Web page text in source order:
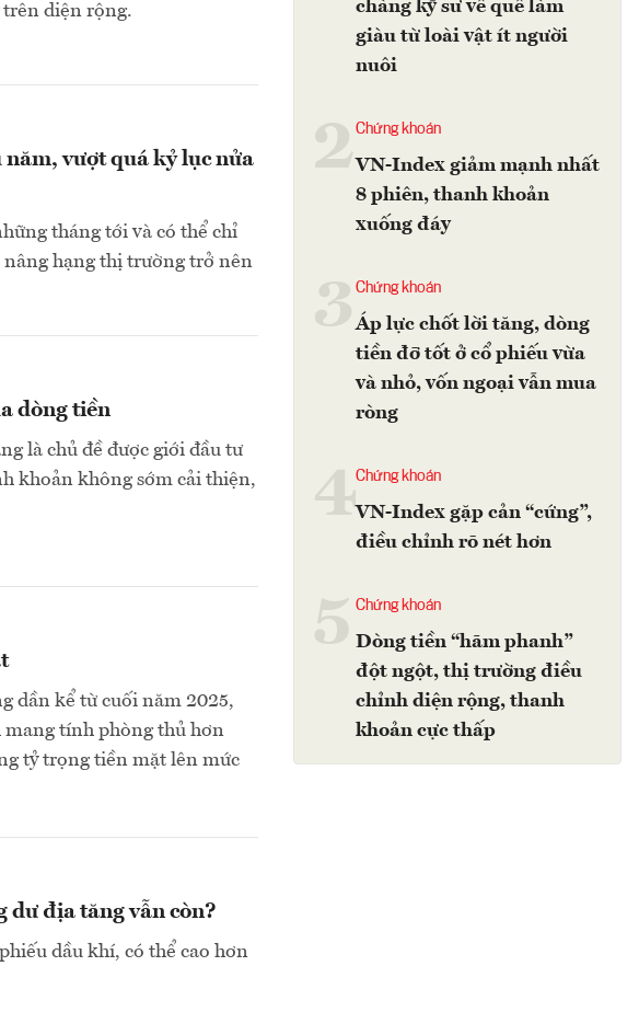
trên diện rộng.
vượt quá kỷ lục nửa
tháng tới và có thể chỉ
nâng hạng thị trường trở nên
dòng tiền
là chủ đề được giới đầu tư
khoản không sớm cải thiện,
dần kể từ cuối năm 2025,
mang tính phòng thủ hơn
tỷ trọng tiền mặt lên mức
dư địa tăng vẫn còn?
dầu khí, có thể cao hơn
chàng kỹ sư về quê làm
giàu từ loài vật ít người
nuôi
2Chứng khoán
VN-Index giảm mạnh nhất
8 phiên, thanh khoản
xuống đáy
Chứng khoán
Áp lực chốt lời tăng, dòng
tiền đỡ tốt ở cổ phiếu vừa
và nhỏ, vốn ngoại vẫn mua
ròng
4Chứng khoán
VN-Index gặp cản “cứng”,
điều chỉnh rõ nét hơn
Chứng khoán
Dòng tiền “hãm phanh”
đột ngột, thị trường điều
chỉnh diện rộng, thanh
khoản cực thấp